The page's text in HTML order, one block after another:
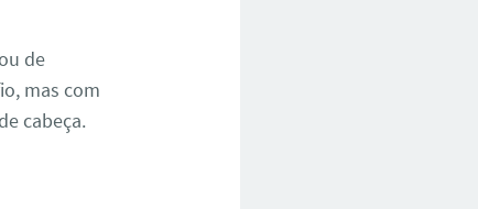
de
mas com
cabeça.